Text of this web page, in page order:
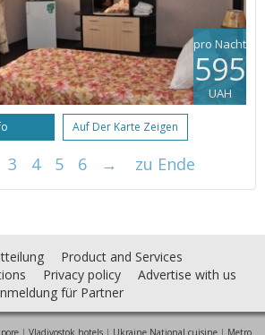
pro Nacht
595
UAH
Auf Der Karte Zeigen
3 4 5 6 → zu Ende
Product and Services
Privacy policy
Advertise with us
für Partner
| Vladivostok hotels| Ukraine National cuisine| Metro